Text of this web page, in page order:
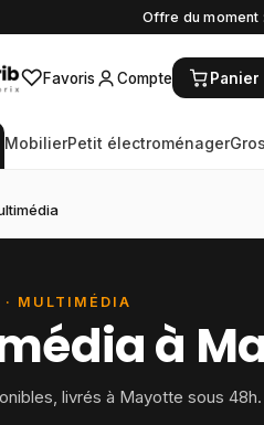
Offre du moment
♡Favoris Compte Panier
MobilierPetit électroménager
MULTIMÉDIA
à
livrés à Mayotte sous